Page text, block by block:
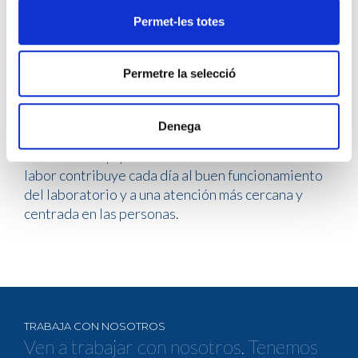
Permet-les totes
Permetre la selecció
Denega
dar respuesta a muchas necesidades del día a día. Aun así, hay
proximidad y la voluntad de hacer más fácil el camino a pacientes
Desde CLILAB Diagnòstics queremos agradecer
el trabajo de todas las personas que forman parte
de nuestro equipo administrativo sanitario. Su
labor contribuye cada día al buen funcionamiento
del laboratorio y a una atención más cercana y
centrada en las personas.
TRABAJA CON NOSOTROS
Ven a trabajar con nosotros. Tenemos